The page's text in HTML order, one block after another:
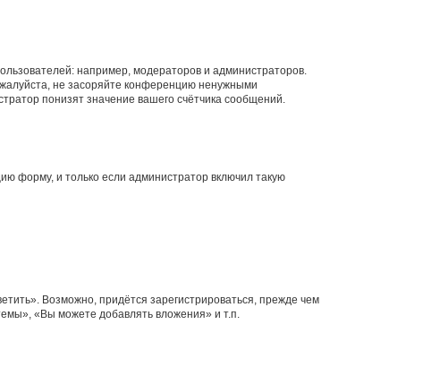
например, модераторов и администраторов.
не засоряйте конференцию ненужными
понизят значение вашего счётчика сообщений.
форму, и только если администратор включил такую
Возможно, придётся зарегистрироваться, прежде чем
«Вы можете добавлять вложения» и т.п.